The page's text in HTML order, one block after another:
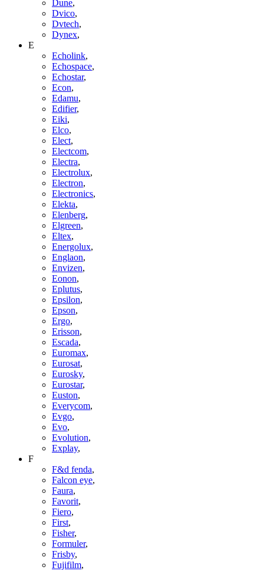
Dune,
Dvico,
Dvtech,
Dynex,
E
Echolink,
Echospace,
Echostar,
Econ,
Edamu,
Edifier,
Eiki,
Elco,
Elect,
Electcom,
Electra,
Electrolux,
Electron,
Electronics,
Elekta,
Elenberg,
Elgreen,
Eltex,
Energolux,
Englaon,
Envizen,
Eonon,
Eplutus,
Epsilon,
Epson,
Ergo,
Erisson,
Escada,
Euromax,
Eurosat,
Eurosky,
Eurostar,
Euston,
Everycom,
Evgo,
Evo,
Evolution,
Explay,
F
F&d fenda,
Falcon eye,
Faura,
Favorit,
Fiero,
First,
Fisher,
Formuler,
Frisby,
Fujifilm,